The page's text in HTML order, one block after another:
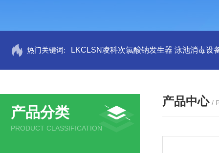
热门关键词: LKCLSN凌科次氯酸钠发生器 泳池消毒设
产品分类
PRODUCT CLASSIFICATION
产品中心 /